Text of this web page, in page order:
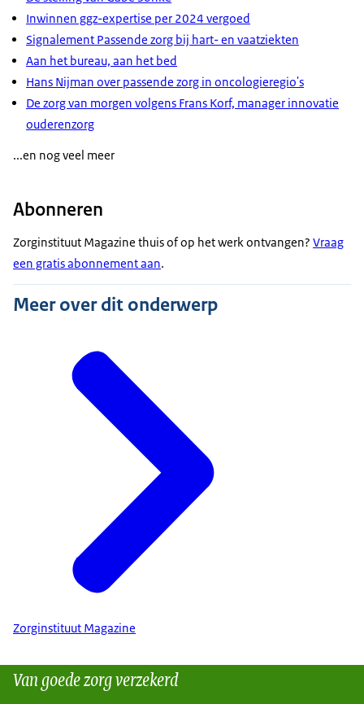
Inwinnen ggz-expertise per 2024 vergoed
Signalement Passende zorg bij hart- en vaatziekten
Aan het bureau, aan het bed
Hans Nijman over passende zorg in oncologieregio's
De zorg van morgen volgens Frans Korf, manager innovatie
ouderenzorg
...en nog veel meer
Abonneren
Zorginstituut Magazine thuis of op het werk ontvangen? Vraag
een gratis abonnement aan.
Meer over dit onderwerp
Zorginstituut Magazine
Van goede zorg verzekerd